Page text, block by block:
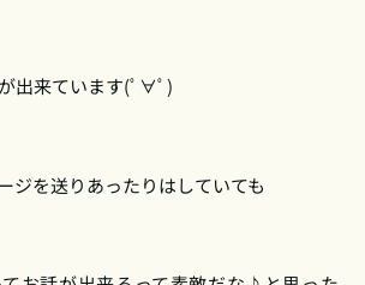
出来ています(ﾟ∀ﾟ)
ジを送りあったりはしていても